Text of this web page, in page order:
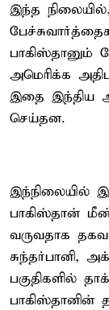
இந்த
பாகிஸ்தானும்
அமெரிக்க
இதை இந்திய
செய்தன.
இந்நிலையில்
பாகிஸ்தான்
வருவதாக
சுந்தர்பானி,
பகுதிகளில்
பாகிஸ்தானின்